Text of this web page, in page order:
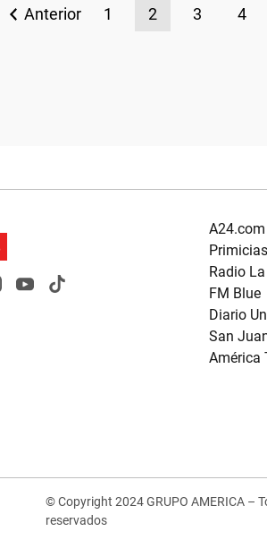
Anterior 1 2 3 4
A24.com
Radio La
FM Blue
Diario
San
América
© Copyright 2024 GRUPO AMERICA –
reservados